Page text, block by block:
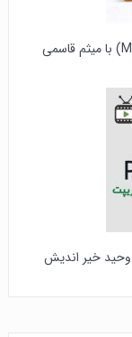
وحید خیر اندیش